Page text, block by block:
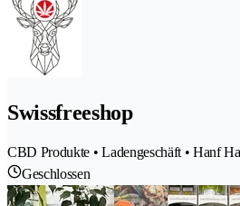
Swissfreeshop
CBD Produkte • Ladengeschäft • Hanf
Geschlossen